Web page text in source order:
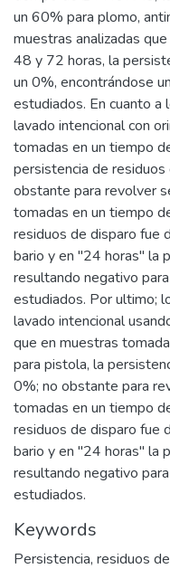
un 60% para plomo,
muestras analizadas
48 y 72 horas, la
un 0%, encontrándose
estudiados. En cuanto
lavado intencional con
tomadas en un tiempo
persistencia de
obstante para revolver
tomadas en un tiempo
residuos de disparo fue
bario y en "24 horas" la
resultando negativo
estudiados. Por ultimo;
lavado intencional
que en muestras
para pistola, la
0%; no obstante para
tomadas en un tiempo
residuos de disparo fue
bario y en "24 horas" la
resultando negativo
estudiados.
Keywords
Persistencia, residuos